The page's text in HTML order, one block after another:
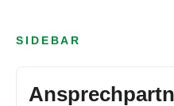
SIDEBAR